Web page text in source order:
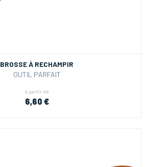
BROSSE À RECHAMPIR
OUTIL PARFAIT
à partir de
6,60 €